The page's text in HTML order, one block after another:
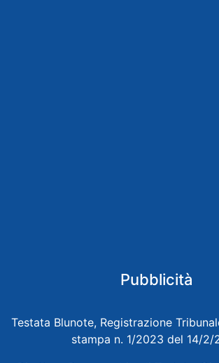
Pubblicità
Testata Blunote, Registrazione
stampa n. 1/2023 del 14/2/